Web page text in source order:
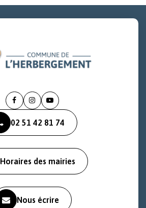
Lien
le
compte
Lien
le
compte
Lien
la
chaîne
02 51 42 81 74
Horaires des mairies
Nous écrire